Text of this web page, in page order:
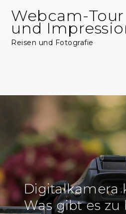
content
Webcam-
und
Reisen und Fotografie
Digitalkamera
Was gibt es